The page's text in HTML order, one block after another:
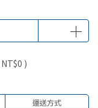
NT$0 )
運送方式